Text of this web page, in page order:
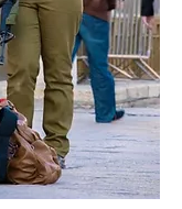
अक्को)शहर के नीचे
सेंट जॉन ऑर्डर के
का मुख्यालय
मैंने वह सब कवच
भी शांत रहता।